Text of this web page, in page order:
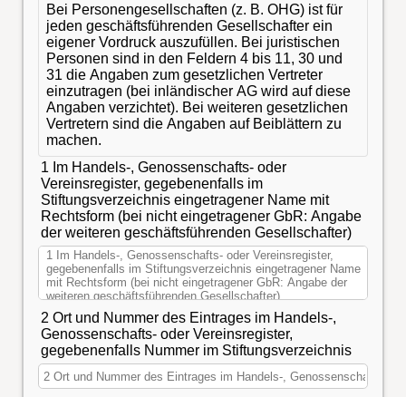
Bei Personengesellschaften (z. B. OHG) ist für
jeden geschäftsführenden Gesellschafter ein
eigener Vordruck auszufüllen. Bei juristischen
Personen sind in den Feldern 4 bis 11, 30 und
31 die Angaben zum gesetzlichen Vertreter
einzutragen (bei inländischer AG wird auf diese
Angaben verzichtet). Bei weiteren gesetzlichen
Vertretern sind die Angaben auf Beiblättern zu
machen.
1 Im Handels-, Genossenschafts- oder
Vereinsregister, gegebenenfalls im
Stiftungsverzeichnis eingetragener Name mit
Rechtsform (bei nicht eingetragener GbR: Angabe
der weiteren geschäftsführenden Gesellschafter)
2 Ort und Nummer des Eintrages im Handels-,
Genossenschafts- oder Vereinsregister,
gegebenenfalls Nummer im Stiftungsverzeichnis